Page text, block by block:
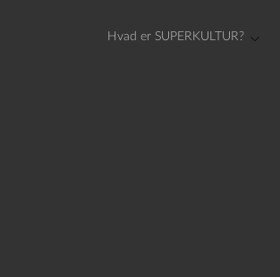
Hvad er SUPERKULTUR?